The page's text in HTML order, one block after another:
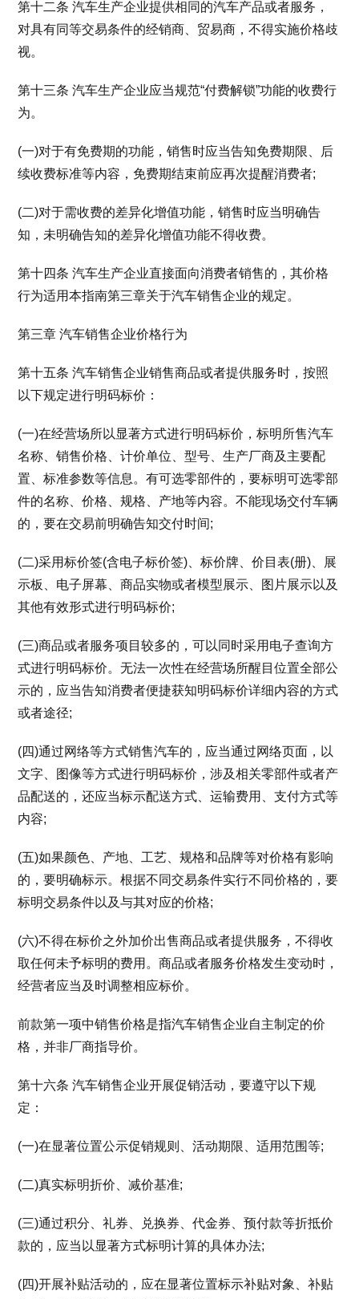
第十二条 汽车生产企业提供相同的汽车产品或者服务，
对具有同等交易条件的经销商、贸易商，不得实施价格歧
视。
第十三条 汽车生产企业应当规范“付费解锁”功能的收费行
为。
(一)对于有免费期的功能，销售时应当告知免费期限、后
续收费标准等内容，免费期结束前应再次提醒消费者;
(二)对于需收费的差异化增值功能，销售时应当明确告
知，未明确告知的差异化增值功能不得收费。
第十四条 汽车生产企业直接面向消费者销售的，其价格
行为适用本指南第三章关于汽车销售企业的规定。
第三章 汽车销售企业价格行为
第十五条 汽车销售企业销售商品或者提供服务时，按照
以下规定进行明码标价：
(一)在经营场所以显著方式进行明码标价，标明所售汽车
名称、销售价格、计价单位、型号、生产厂商及主要配
置、标准参数等信息。有可选零部件的，要标明可选零部
件的名称、价格、规格、产地等内容。不能现场交付车辆
的，要在交易前明确告知交付时间;
(二)采用标价签(含电子标价签)、标价牌、价目表(册)、展
示板、电子屏幕、商品实物或者模型展示、图片展示以及
其他有效形式进行明码标价;
(三)商品或者服务项目较多的，可以同时采用电子查询方
式进行明码标价。无法一次性在经营场所醒目位置全部公
示的，应当告知消费者便捷获知明码标价详细内容的方式
或者途径;
(四)通过网络等方式销售汽车的，应当通过网络页面，以
文字、图像等方式进行明码标价，涉及相关零部件或者产
品配送的，还应当标示配送方式、运输费用、支付方式等
内容;
(五)如果颜色、产地、工艺、规格和品牌等对价格有影响
的，要明确标示。根据不同交易条件实行不同价格的，要
标明交易条件以及与其对应的价格;
(六)不得在标价之外加价出售商品或者提供服务，不得收
取任何未予标明的费用。商品或者服务价格发生变动时，
经营者应当及时调整相应标价。
前款第一项中销售价格是指汽车销售企业自主制定的价
格，并非厂商指导价。
第十六条 汽车销售企业开展促销活动，要遵守以下规
定：
(一)在显著位置公示促销规则、活动期限、适用范围等;
(二)真实标明折价、减价基准;
(三)通过积分、礼券、兑换券、代金券、预付款等折抵价
款的，应当以显著方式标明计算的具体办法;
(四)开展补贴活动的，应在显著位置标示补贴对象、补贴